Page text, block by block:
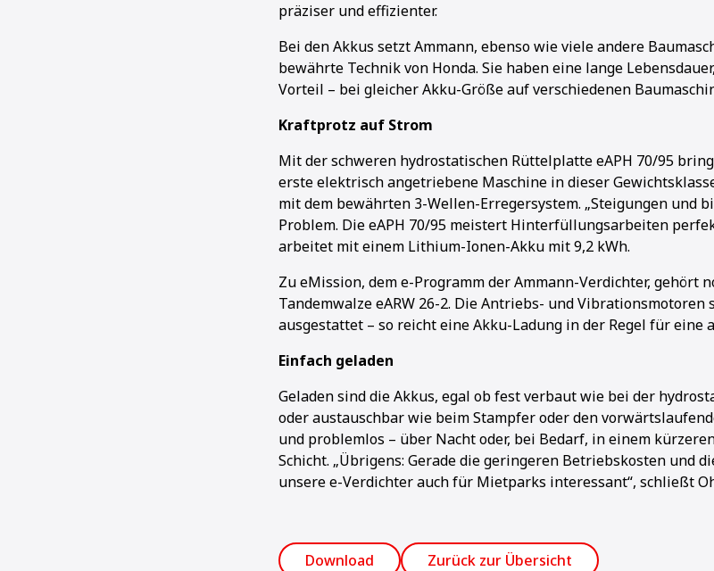
präziser und effizienter.
Bei den Akkus setzt Ammann, ebenso wie viele andere
bewährte Technik von Honda. Sie haben eine lange
Vorteil – bei gleicher Akku-Größe auf verschiedenen
Kraftprotz auf Strom
Mit der schweren hydrostatischen Rüttelplatte eAPH 70/95
erste elektrisch angetriebene Maschine in dieser
mit dem bewährten 3-Wellen-Erregersystem. „Steigungen und
Problem. Die eAPH 70/95 meistert Hinterfüllungsarbeiten
arbeitet mit einem Lithium-Ionen-Akku mit 9,2 kWh.
Zu eMission, dem e-Programm der Ammann-Verdichter, gehört
Tandemwalze eARW 26-2. Die Antriebs- und
ausgestattet – so reicht eine Akku-Ladung in der Regel für eine
Einfach geladen
Geladen sind die Akkus, egal ob fest verbaut wie bei der
oder austauschbar wie beim Stampfer oder den
und problemlos – über Nacht oder, bei Bedarf, in einem
Schicht. „Übrigens: Gerade die geringeren Betriebskosten und
unsere e-Verdichter auch für Mietparks interessant“, schließt
Download Zurück zur Übersicht